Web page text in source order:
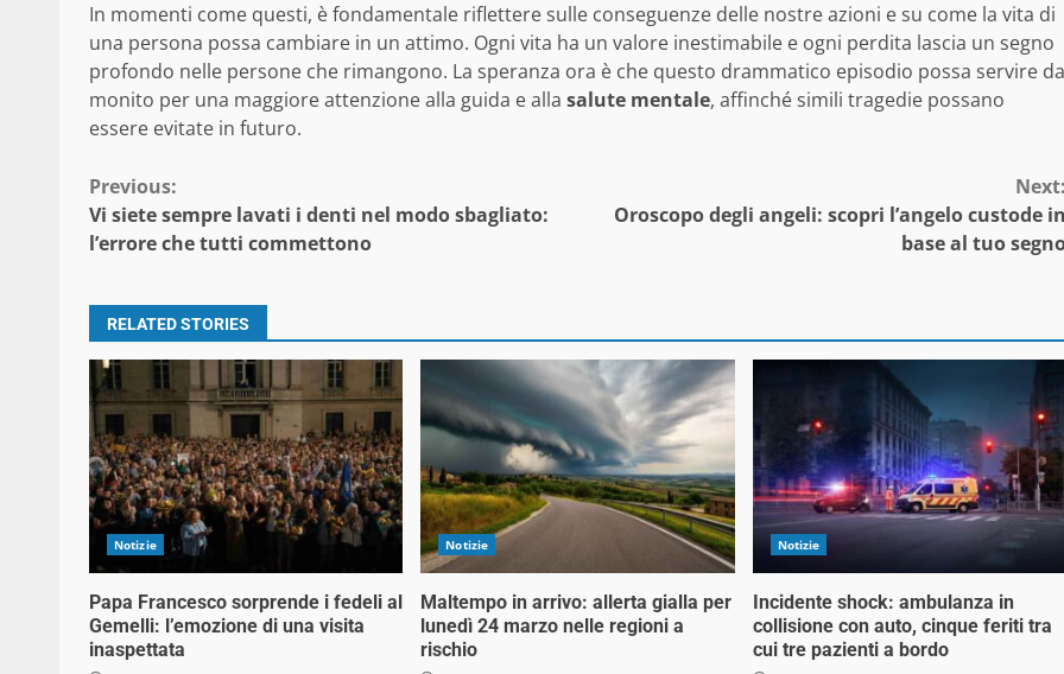
In momenti come questi, è fondamentale riflettere sulle conseguenze delle nostre azioni e su come la vita di
una persona possa cambiare in un attimo. Ogni vita ha un valore inestimabile e ogni perdita lascia un segno
profondo nelle persone che rimangono. La speranza ora è che questo drammatico episodio possa servire da
monito per una maggiore attenzione alla guida e alla salute mentale, affinché simili tragedie possano
essere evitate in futuro.
Continue
Reading
Previous:
Vi siete sempre lavati i denti nel modo sbagliato:
l’errore che tutti commettono
Oroscopo degli angeli: scopri l’angelo custode
base al tuo
RELATED STORIES
Notizie
Papa Francesco sorprende i fedeli al
Gemelli: l’emozione di una visita
inaspettata
Notizie
Maltempo in arrivo: allerta gialla per
lunedì 24 marzo nelle regioni a
rischio
Notizie
Incidente shock: ambulanza in
collisione con auto, cinque feriti tra
cui tre pazienti a bordo